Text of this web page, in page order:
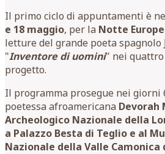
Il primo ciclo di appuntamenti è
e 18 maggio, per la Notte
letture del grande poeta spagnolo
"Inventore di uomini" nei
progetto.
Il programma prosegue nei giorni
poetessa afroamericana Devorah
Archeologico Nazionale della
a Palazzo Besta di Teglio e al
Nazionale della Valle Camonica